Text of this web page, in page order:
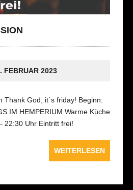
FEBRUAR 2023
Thank God, it´s friday! Beginn:
IM HEMPERIUM Warme Küche
22:30 Uhr Eintritt frei!
WEITERLESEN